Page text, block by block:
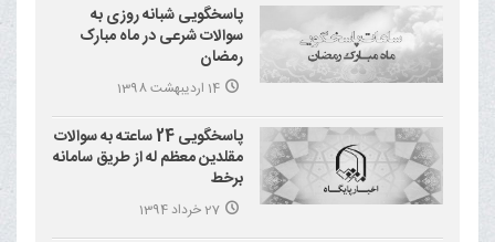
پاسخگویی شبانه روزی به
سوالات شرعی در ماه مبارک
رمضان
14 اردیبهشت 1398
پاسخگویی 24 ساعته به سوالات
مقلدین معظم له از طریق سامانه
برخط
27 خرداد 1394